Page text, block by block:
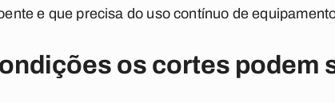
e que precisa do uso contínuo de
os cortes podem